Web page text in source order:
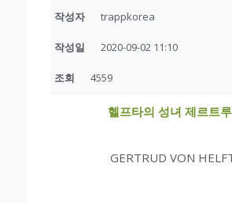
작성자 trappkorea
작성일 2020-09-02 11:10
조회 4559
헬프타의 성녀 제르트
GERTRUD VON